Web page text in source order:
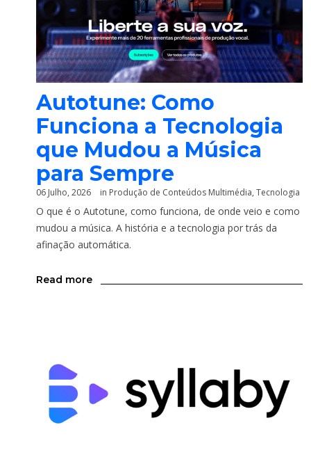
Autotune: Como
Funciona a Tecnologia
que Mudou a Música
para Sempre
06 Julho, 2026 in Produção de Conteúdos Multimédia, Tecnologia
O que é o Autotune, como funciona, de onde veio e como
mudou a música. A história e a tecnologia por trás da
afinação automática.
Read more